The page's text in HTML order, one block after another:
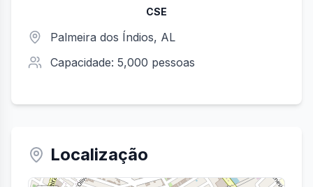
Palmeira dos Índios, AL
Capacidade: 5,000 pessoas
CSE
Localização